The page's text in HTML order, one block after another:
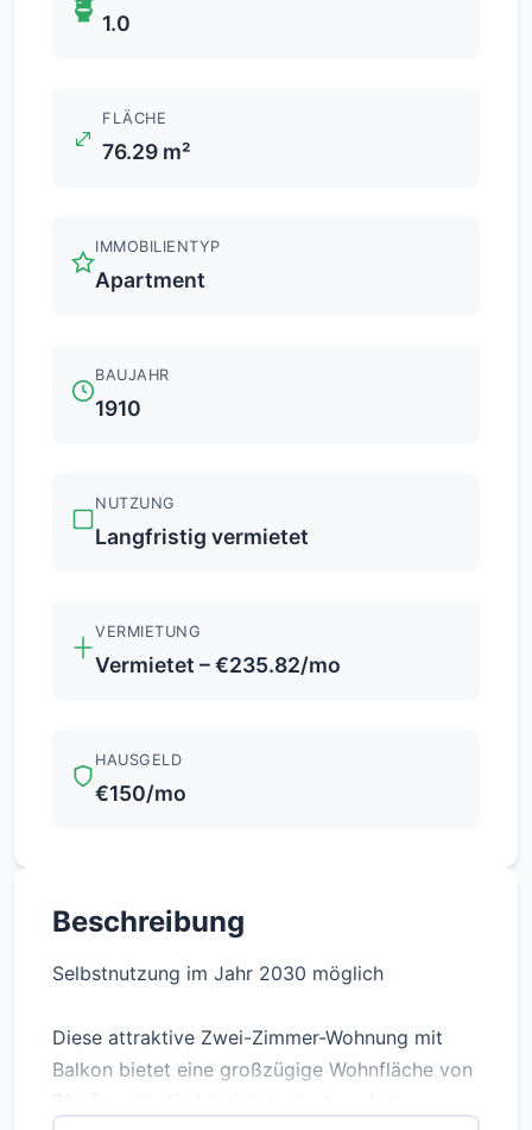
1.0
FLÄCHE
76.29 m²
IMMOBILIENTYP
Apartment
BAUJAHR
1910
NUTZUNG
Langfristig vermietet
VERMIETUNG
Vermietet – €235.82/mo
HAUSGELD
€150/mo
Beschreibung
Selbstnutzung im Jahr 2030 möglich
Diese attraktive Zwei-Zimmer-Wohnung mit
Balkon bietet eine großzügige Wohnfläche von